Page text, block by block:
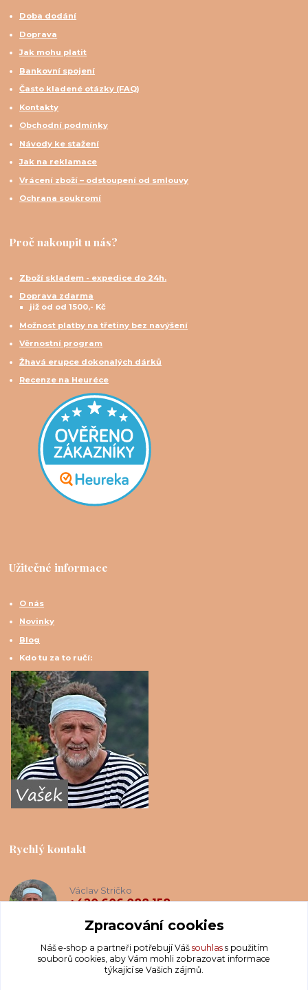
Doba dodání
Doprava
Jak mohu platit
Bankovní spojení
Často kladené otázky (FAQ)
Kontakty
Obchodní podmínky
Návody ke stažení
Jak na reklamace
Vrácení zboží – odstoupení od smlouvy
Ochrana soukromí
Proč nakoupit u nás?
Zboží skladem - expedice do 24h.
Doprava zdarma
již od od 1500,- Kč
Možnost platby na třetiny bez navýšení
Věrnostní program
Žhavá erupce dokonalých dárků
Recenze na Heuréce
Užitečné informace
O nás
Novinky
Blog
Kdo tu za to ručí:
Rychlý kontakt
Václav Stričko
+420 606 088 158
info@krakatis.cz
Zpracování cookies
Náš e-shop a partneři potřebují Váš souhlass použitím
souborů cookies, aby Vám mohli zobrazovat informace
týkající se Vašich zájmů.